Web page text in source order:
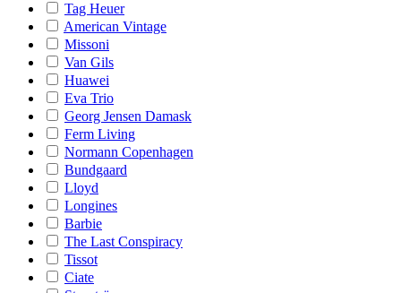
Tag Heuer
American Vintage
Missoni
Van Gils
Huawei
Eva Trio
Georg Jensen Damask
Ferm Living
Normann Copenhagen
Bundgaard
Lloyd
Longines
Barbie
The Last Conspiracy
Tissot
Ciate